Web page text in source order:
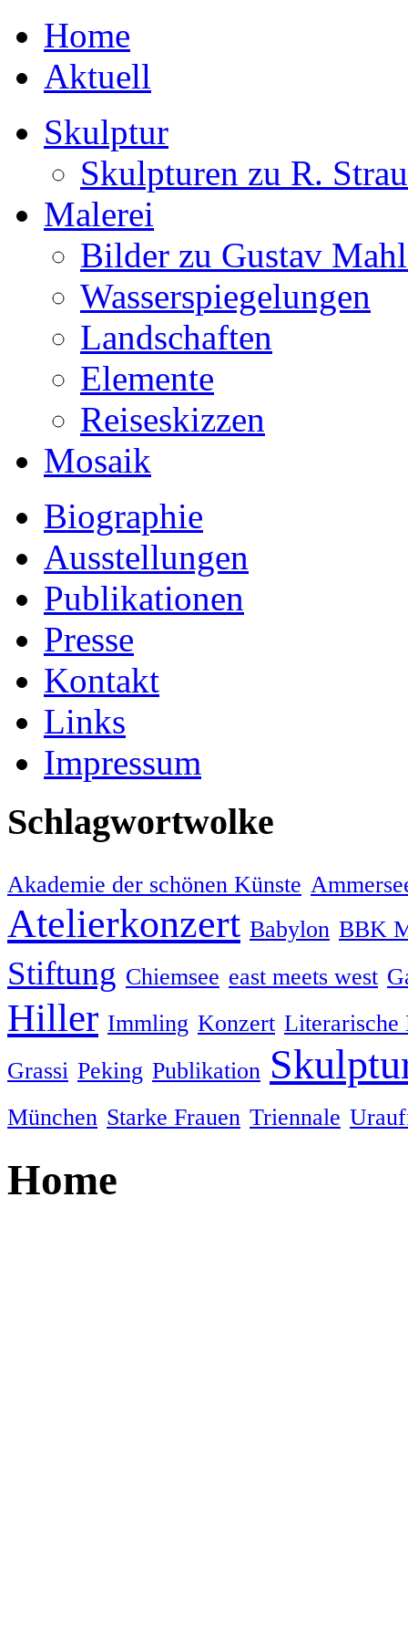
Home
Aktuell
Skulptur
Skulpturen zu R.
Malerei
Bilder zu Gustav
Wasserspiegelungen
Landschaften
Elemente
Reiseskizzen
Mosaik
Biographie
Ausstellungen
Publikationen
Presse
Kontakt
Links
Impressum
Schlagwortwolke
Akademie der schönen Künste
Atelierkonzert Babylon BBK
Stiftung Chiemsee east meets west
Hiller Immling Konzert Literarische
Grassi Peking Publikation
München Starke Frauen Triennale
Home